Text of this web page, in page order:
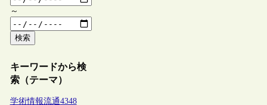
～
検索
キーワードから検
索（テーマ）
学術情報流通4348